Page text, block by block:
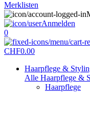
Merklisten
Anmelden
0
CHF0.00
Haarpflege &
Alle Haarpflege &
Haarpflege